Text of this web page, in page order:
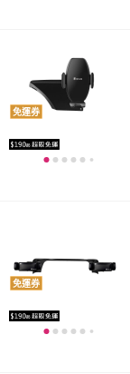
免運券
免運券